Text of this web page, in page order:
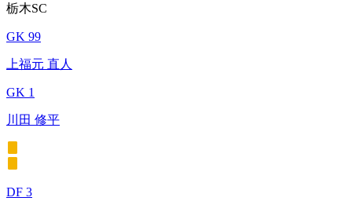
栃木SC
GK 99
上福元 直人
GK 1
川田 修平
DF 3